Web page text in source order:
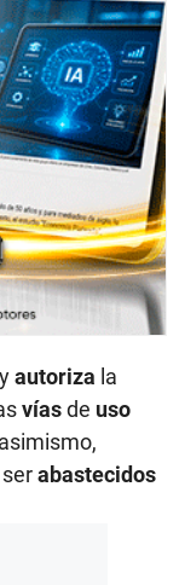
autoriza la
víasde uso
abastecidos